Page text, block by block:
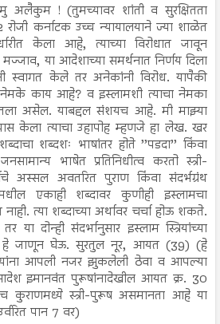
अलैकुम ! (तुमच्यावर शांती व सुरक्षितता
कर्नाटक उच्च न्यायालयाने ज्या शाळेत
केला आहे, त्याच्या विरोधात जावून
मज्जाव, या आदेशाच्या समर्थनात निर्णय दिला
स्वागत केले तर अनेकांनी विरोध. यापैकी
नेमके काय आहे? व इस्लामशी त्याचा नेमका
असेल. याबद्दल संशयच आहे. मी माझ्या
केला त्याचा उहापोह म्हणजे हा लेख. खर
शब्दशः भाषांतर होते ’’पडदा’’ किंवा
भाषेत प्रतिनिधीत्व करतो स्त्री-
अस्सल अवतरित पुराण किंवा संदर्भग्रंथ
एकाही शब्दावर कुणीही इस्लामचा
त्या शब्दाच्या अर्थावर चर्चा होऊ शकते.
या दोन्ही संदर्भानुसार इस्लाम स्त्रियांच्या
हे जाणून घेऊ. सुरतुल नूर, आयत (39) (हे
आपली नजर झुकलेली ठेवा व आपल्या
इमानवंत पुरूषांनादेखील आयत क्र. 30
स्त्री-पुरूष असमानता आहे या
पान 7 वर)